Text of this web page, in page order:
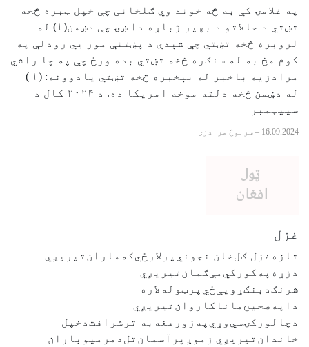
په غلامۍ کې به څه خوند وي ګلخانی چې خپل ټبره څخه
تښتي د حالاتو د بهیر ژباړه دا ښۍ چې دښمن(۱) له
لروبره څخه تښتي چې شېدې د پښتنې مور يي رودلې په
کوم مخ به له سنګره څخه تښتي بده ورځ چې په چا راشي
مرادزیه باخبر له بېخبره څخه تښتي یادوونه: (۱ )
له دښمن څخه دلته موخه امریکا ده. د ۲۰۲۴ کال د
سیپټمبر
16.09.2024
– سرلوڅ مرادزی
غزل
تازه‌غزل ګل‌خان نجوني‌پرلارځي‌که‌ماران‌تيريږي
دزړه‌په‌کورکي‌مې‌ګمان‌تيريږي
شرنګ‌دبنګړويې‌ځي‌پرټوله‌لاره
داپه‌صحيح‌مانا‌کاروان‌تيريږي
دچالورکۍ‌سي‌وړي‌په‌زور‌هغه‌به ترشرافت‌دخپل
خاندان‌تيريږي زموږپرآسمان‌تل‌دمرميو‌باران